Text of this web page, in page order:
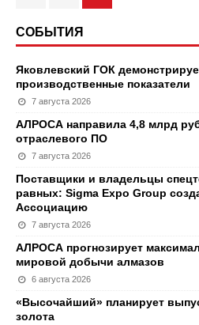
СОБЫТИЯ
Яковлевский ГОК
производственные показатели
7 августа 2026
АЛРОСА направила 4,8 млрд
отраслевого ПО
7 августа 2026
Поставщики и владельцы
равных: Sigma Expo Group
Ассоциацию
7 августа 2026
АЛРОСА прогнозирует
мировой добычи алмазов
6 августа 2026
«Высочайший» планирует
золота